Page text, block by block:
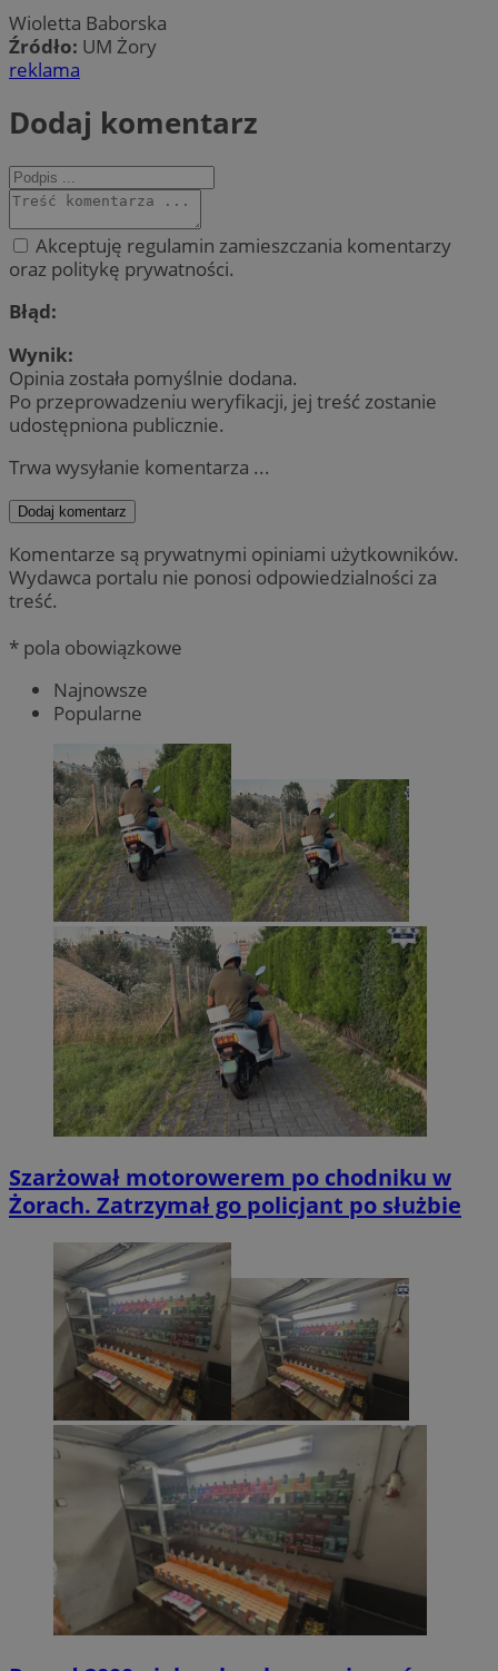
Wioletta Baborska
Źródło: UM Żory
reklama
Dodaj komentarz
Akceptuję regulamin zamieszczania komentarzy
oraz politykę prywatności.
Błąd:
Wynik:
Opinia została pomyślnie dodana.
Po przeprowadzeniu weryfikacji, jej treść zostanie
udostępniona publicznie.
Trwa wysyłanie komentarza ...
Dodaj komentarz
Komentarze są prywatnymi opiniami użytkowników.
Wydawca portalu nie ponosi odpowiedzialności za
treść.
* pola obowiązkowe
Najnowsze
Popularne
Szarżował motorowerem po chodniku w
Żorach. Zatrzymał go policjant po służbie